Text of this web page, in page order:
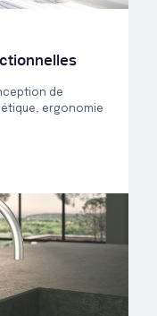
de
ergonomie